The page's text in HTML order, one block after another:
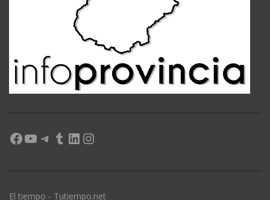
Facebook
YouTube
Telegram
Tumblr
LinkedIn
Instagram
El tiempo - Tutiempo.net